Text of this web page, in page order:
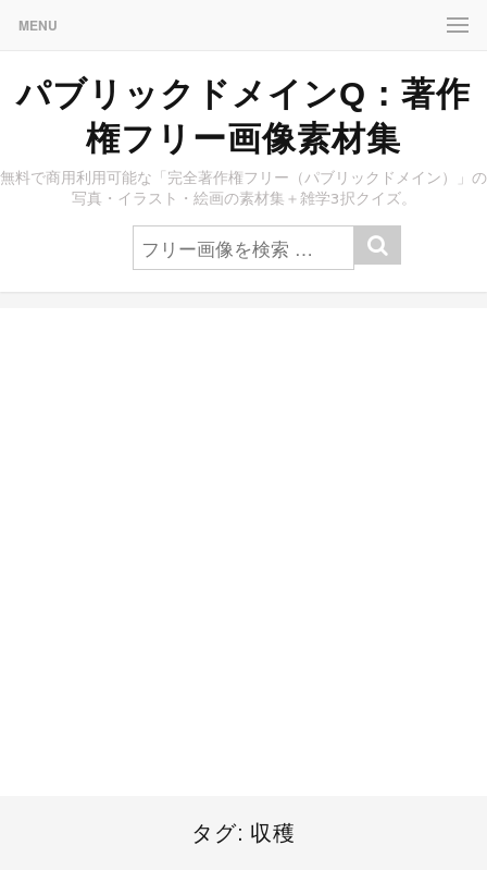
MENU
パブリックドメインQ：著作
権フリー画像素材集
無料で商用利用可能な「完全著作権フリー（パブリックドメイン）」の
写真・イラスト・絵画の素材集＋雑学3択クイズ。
タグ: 収穫